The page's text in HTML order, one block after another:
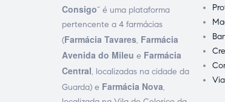
Consigo” é uma plataforma
pertencente a 4 farmácias
(Farmácia Tavares, Farmácia
Avenida do Mileu e Farmácia
Central, localizadas na cidade da
Guarda) e Farmácia Nova,